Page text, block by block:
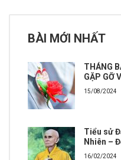
BÀI MỚI NHẤT
THÁNG
GẶP GỠ
15/08/2024
Tiểu sử
Nhiên –
16/02/2024